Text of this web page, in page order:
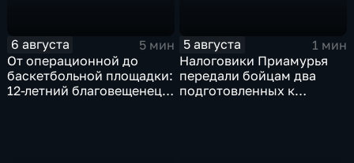
6 августа
5 мин
От операционной до
баскетбольной площадки:
12-летний благовещенец
5 августа
1 мин
Налоговики Приамурья
передали бойцам два
подготовленных к